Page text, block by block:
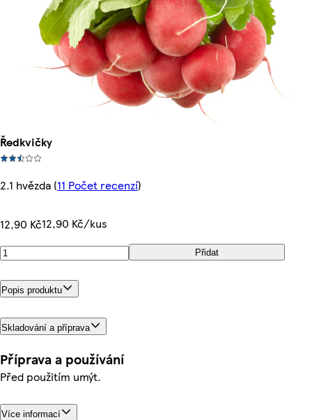
Ředkvičky
2.1 hvězda (11 Počet recenzí)
12,90 Kč12,90 Kč/kus
Přidat
Popis produktu
Skladování a příprava
Příprava a používání
Před použitím umýt.
Více informací